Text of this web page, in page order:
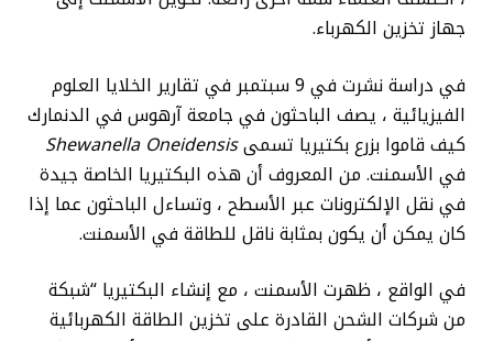
جهاز تخزين الكهرباء.
في دراسة نشرت في 9 سبتمبر في تقارير الخلايا العلوم
الفيزيائية ، يصف الباحثون في جامعة آرهوس في الدنمارك
كيف قاموا بزرع بكتيريا تسمىShewanella Oneidensis
في الأسمنت. من المعروف أن هذه البكتيريا الخاصة جيدة
في نقل الإلكترونات عبر الأسطح ، وتساءل الباحثون عما إذا
كان يمكن أن يكون بمثابة ناقل للطاقة في الأسمنت.
في الواقع ، ظهرت الأسمنت ، مع إنشاء البكتيريا “شبكة
من شركات الشحن القادرة على تخزين الطاقة الكهربائية